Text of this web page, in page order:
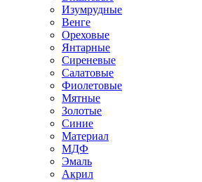
Изумрудные
Венге
Ореховые
Янтарные
Сиреневые
Салатовые
Фиолетовые
Мятные
Золотые
Синие
Материал
МДФ
Эмаль
Акрил